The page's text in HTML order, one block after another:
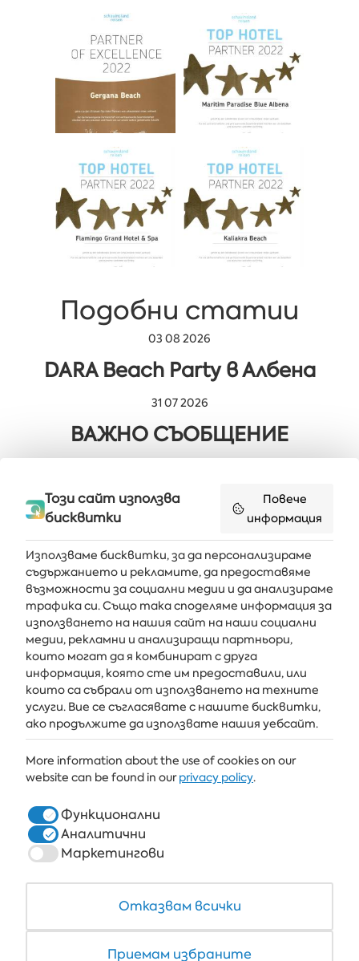
Подобни статии
03 08 2026
DARA Beach Party в Албена
31 07 2026
ВАЖНО СЪОБЩЕНИЕ
Мюзикълът „Милион мечти“ в
Получавайте последните новини и оферти направо във
вашата пощенска кутия
АБОНИРАЙ СЕ
АЛБЕНА
ХОТЕЛИ
ЗДРАВЕ & СПА
РЕСТОРАНТИ И БАРОВЕ
COWORKING
Този сайт използва
бисквитки
Повече
информация
Използваме бисквитки, за да персонализираме
съдържанието и рекламите, да предоставяме
възможности за социални медии и да анализираме
трафика си. Също така споделяме информация за
използването на нашия сайт на наши социални
медии, рекламни и анализиращи партньори,
които могат да я комбинират с друга
информация, която сте им предоставили, или
които са събрали от използването на техните
услуги. Вие се съгласявате с нашите бисквитки,
ако продължите да използвате нашия уебсайт.
More information about the use of cookies on our
website can be found in ourprivacy policy.
Функционални
Аналитични
Маркетингови
Отказвам всички
Приемам избраните